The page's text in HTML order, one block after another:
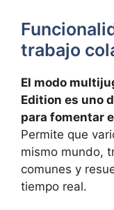
trabajo
El modo
Edition es uno
para fomentar
Permite que
mismo mundo,
comunes y
tiempo real.